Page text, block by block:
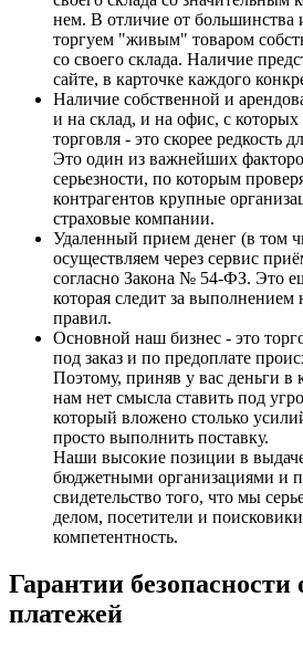
нем. В отличие от большинства
торгуем "живым" товаром
со своего склада. Наличие
сайте, в карточке каждого
Наличие собственной и
и на склад, и на офис, с которых
торговля - это скорее редкость
Это один из важнейших
серьезности, по которым
контрагентов крупные
страховые компании.
Удаленный прием денег (в том
осуществляем через сервис
согласно Закона № 54-ФЗ. Это
которая следит за
правил.
Основной наш бизнес - это
под заказ и по предоплате
Поэтому, приняв у вас деньги в
нам нет смысла ставить под
который вложено столько
просто выполнить поставку.
Наши высокие позиции в
бюджетными организациями и
свидетельство того, что мы
делом, посетители и
компетентность.
Гарантии безопасности
платежей